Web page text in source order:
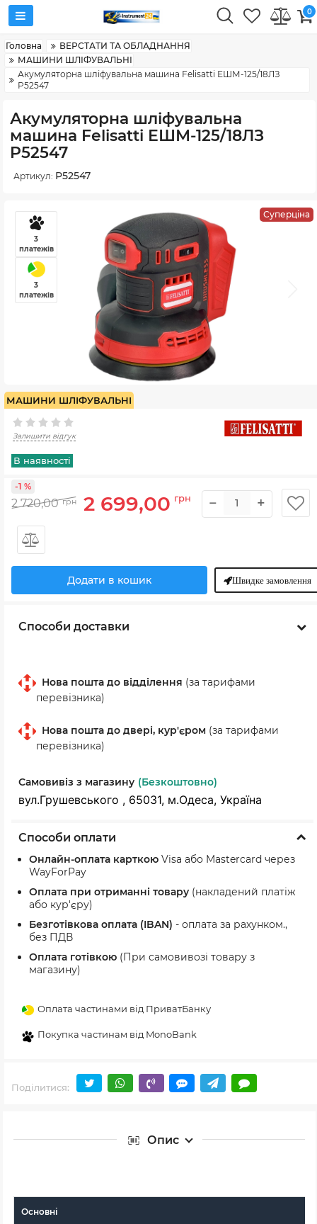
0
Головна
ВЕРСТАТИ ТА ОБЛАДНАННЯ
МАШИНИ ШЛІФУВАЛЬНІ
Акумуляторна шліфувальна машина Felisatti ЕШМ-125/18ЛЗ
P52547
Акумуляторна шліфувальна
машина Felisatti ЕШМ-125/18ЛЗ
P52547
Артикул: P52547
Суперціна
3
платежів
3
платежів
МАШИНИ ШЛІФУВАЛЬНІ
Залишити відгук
В наявності
2 720,00 грн 2 699,00 грн
-1 %
− +
Додати в кошик Швидке замовлення
Способи доставки
Нова пошта до відділення (за тарифами
перевізника)
Нова пошта до двері, кур'єром (за тарифами
перевізника)
Самовивіз з магазину (Безкоштовно)
вул.Грушевського , 65031, м.Одеса, Україна
Способи оплати
Онлайн-оплата карткою Visa або Mastercard через
WayForPay
Оплата при отриманні товару (накладений платіж
або кур'єру)
Безготівкова оплата (IBAN) - оплата за рахунком.,
без ПДВ
Оплата готівкою (При самовивозі товару з
магазину)
Оплата частинами від ПриватБанку
Покупка частинам від MonoBank
Поділитися:
Опис
Основні